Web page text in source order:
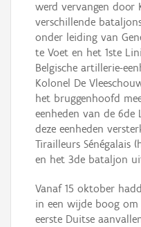
werd vervangen door
verschillende
onder leiding van
te Voet en het 1ste
Belgische artillerie-
Kolonel De
het bruggenhoofd
eenheden van de 6de
deze eenheden
Tirailleurs Sénégalais
en het 3de bataljon
Vanaf 15 oktober
in een wijde boog om
eerste Duitse